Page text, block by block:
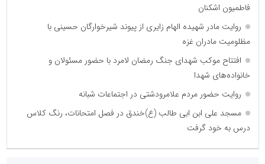
فاطمیون اشکنان
روایت مادر شهیده الهام زایری از پیوند شیرخوارگان حسینی با
مظلومیت مادران غزه
افتتاح موکب شهدای جنگ رمضان لامرد با حضور مسئولان و
خانواده‌های شهدا
روایت حضور مردم علامرودشتی در اجتماعات شبانه
مسجد علی ابن ابی طالب (ع)خندق در فصل امتحانات، رنگ کلاس
درس به خود گرفت